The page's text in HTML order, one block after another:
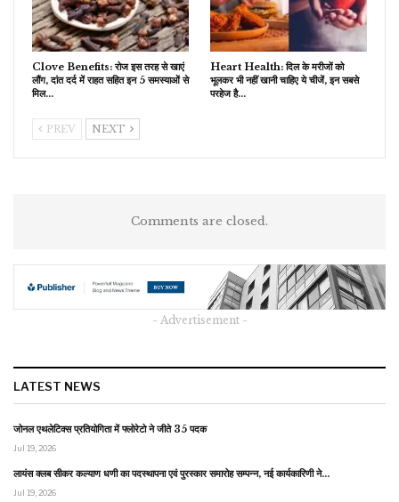
Clove Benefits: रोज इस तरह से खाएं
लौंग, दांत दर्द में राहत सहित इन 5 समस्याओं से
मिल…
Heart Health: दिल के मरीजों को
भूलकर भी नहीं खानी चाहिए ये चीजें, इन सबसे
परहेज है…
PREV NEXT
Comments are closed.
- Advertisement -
LATEST NEWS
जोनल एथलेटिक्स प्रतियोगिता में फ्लोरेटो ने जीते 35 पदक
Jul 19, 2026
लायंस क्लब सीकर कल्याण धणी का पदस्थापना एवं पुरस्कार समारोह सम्पन्न, नई कार्यकारिणी ने…
Jul 19, 2026